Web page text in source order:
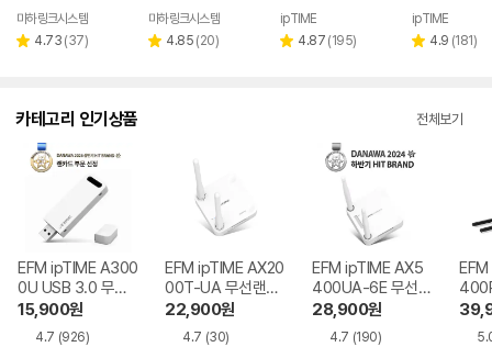
마하링크시스템
별 4.73 리
(37)
마하링크시스템
별 4.85 리
(20)
ipTIME
별 4.87 리
(195)
ipTIME
별 4.9 리
(181)
카테고리 인기상품 전체보기
EFM ipTIME A300
0U USB 3.0 무선
랜카드
15,900원
4.7 (926)
EFM ipTIME AX20
00T-UA 무선랜카
드
22,900원
4.7 (30)
EFM ipTIME AX5
400UA-6E 무선랜
카드
28,900원
4.7 (190)